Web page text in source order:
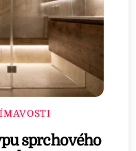
sprchového